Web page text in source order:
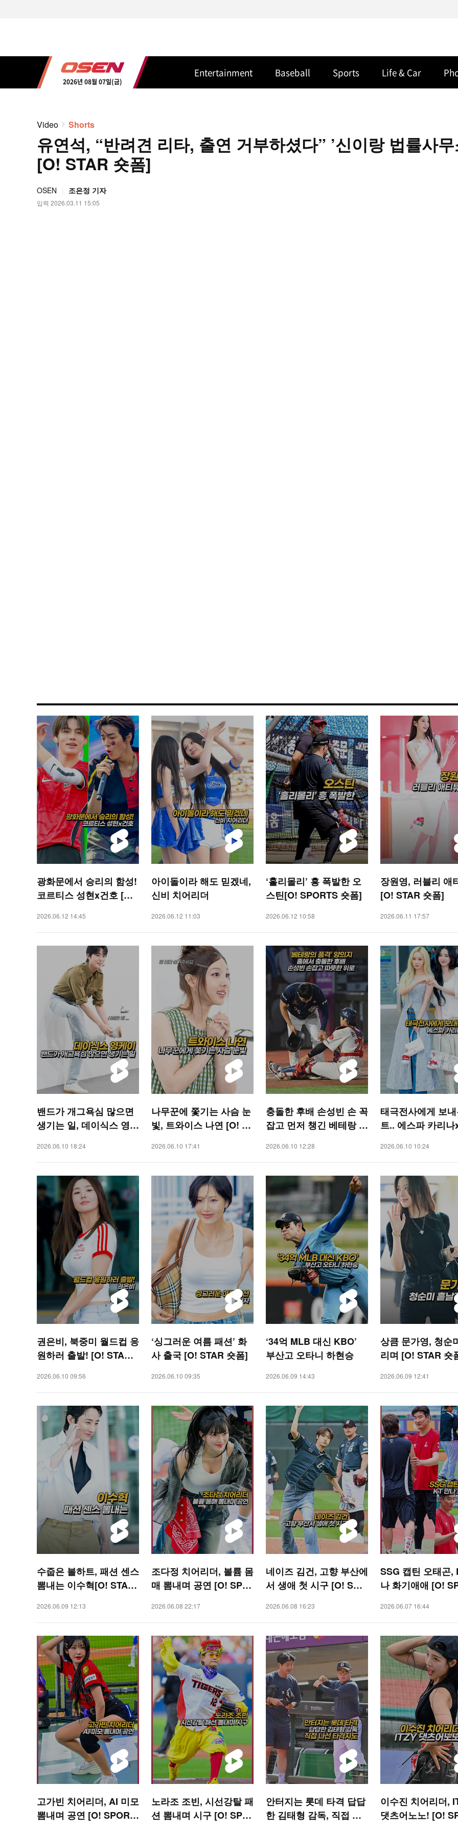
2026년 08월 07일(금)
Entertainment Baseball Sports Life & Car
Video Shorts
유연석, “반려견 리타, 출연 거부하셨다” ’신이랑 법률사무
[O! STAR 숏폼]
OSEN 조은정 기자
입력 2026.03.11 15:05
광화문에서 승리의 함성!
코르티스 성현x건호 [O!
2026.06.12 14:45
아이돌이라 해도 믿겠네,
신비 치어리더
2026.06.12 11:03
‘홀리몰리’ 흥 폭발한 오
스틴[O! SPORTS 숏폼]
2026.06.12 10:58
장원영, 러블리 애
[O! STAR 숏폼]
2026.06.11 17:57
밴드가 개그욕심 많으면
생기는 일, 데이식스 영케
2026.06.10 18:24
나무꾼에 쫓기는 사슴 눈
빛, 트와이스 나연 [O! ST
2026.06.10 17:41
충돌한 후배 손성빈 손 꼭
잡고 먼저 챙긴 베테랑 양
S 숏폼]
2026.06.10 12:28
태극전사에게 보
트.. 에스파 카리
2026.06.10 10:24
권은비, 북중미 월드컵 응
원하러 출발! [O! STAR
2026.06.10 09:56
‘싱그러운 여름 패션’ 화
사 출국 [O! STAR 숏폼]
2026.06.10 09:35
‘34억 MLB 대신 KBO’
부산고 오타니 하현승
2026.06.09 14:43
상큼 문가영, 청순
리며 [O! STAR 숏
2026.06.09 12:41
수줍은 볼하트, 패션 센스
뽐내는 이수혁[O! STAR
2026.06.09 12:13
조다정 치어리더, 볼륨 몸
매 뽐내며 공연 [O! SPO
2026.06.08 22:17
네이즈 김건, 고향 부산에
서 생애 첫 시구 [O! SPO
2026.06.08 16:23
SSG 캡틴 오태곤,
나 화기애애 [O!
2026.06.07 16:44
고가빈 치어리더, AI 미모
뽐내며 공연 [O! SPORT
노라조 조빈, 시선강탈 패
션 뽐내며 시구 [O! SPO
안터지는 롯데 타격 답답
한 김태형 감독, 직접 나
이수진 치어리더,
댓츠어노노! [O!